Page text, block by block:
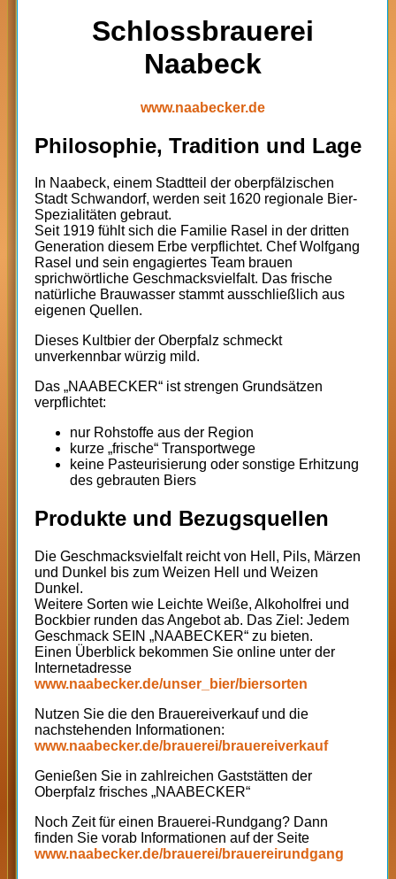
Schlossbrauerei
Naabeck
www.naabecker.de
Philosophie, Tradition und Lage
In Naabeck, einem Stadtteil der oberpfälzischen
Stadt Schwandorf, werden seit 1620 regionale Bier-
Spezialitäten gebraut.
Seit 1919 fühlt sich die Familie Rasel in der dritten
Generation diesem Erbe verpflichtet. Chef Wolfgang
Rasel und sein engagiertes Team brauen
sprichwörtliche Geschmacksvielfalt. Das frische
natürliche Brauwasser stammt ausschließlich aus
eigenen Quellen.
Dieses Kultbier der Oberpfalz schmeckt
unverkennbar würzig mild.
Das „NAABECKER“ ist strengen Grundsätzen
verpflichtet:
nur Rohstoffe aus der Region
kurze „frische“ Transportwege
keine Pasteurisierung oder sonstige Erhitzung
des gebrauten Biers
Produkte und Bezugsquellen
Die Geschmacksvielfalt reicht von Hell, Pils, Märzen
und Dunkel bis zum Weizen Hell und Weizen
Dunkel.
Weitere Sorten wie Leichte Weiße, Alkoholfrei und
Bockbier runden das Angebot ab. Das Ziel: Jedem
Geschmack SEIN „NAABECKER“ zu bieten.
Einen Überblick bekommen Sie online unter der
Internetadresse
www.naabecker.de/unser_bier/biersorten
Nutzen Sie die den Brauereiverkauf und die
nachstehenden Informationen:
www.naabecker.de/brauerei/brauereiverkauf
Genießen Sie in zahlreichen Gaststätten der
Oberpfalz frisches „NAABECKER“
Noch Zeit für einen Brauerei-Rundgang? Dann
finden Sie vorab Informationen auf der Seite
www.naabecker.de/brauerei/brauereirundgang